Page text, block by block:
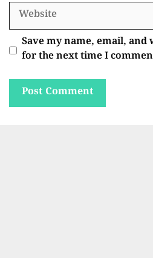
Website
Save my name, email,
for the next time I